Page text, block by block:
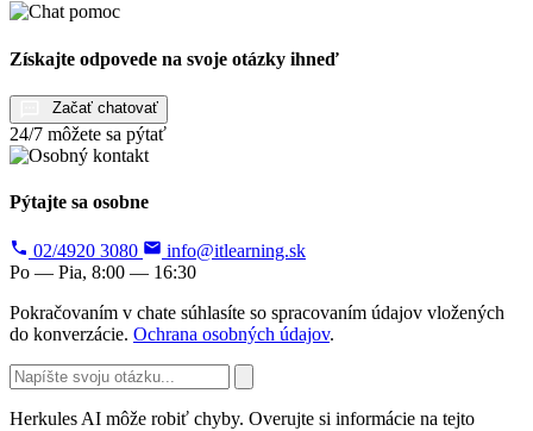
Získajte odpovede na svoje otázky ihneď
Začať chatovať
24/7 môžete sa pýtať
Pýtajte sa osobne
02/4920 3080
info@itlearning.sk
Po — Pia, 8:00 — 16:30
Pokračovaním v chate súhlasíte so spracovaním údajov vložených
do konverzácie. Ochrana osobných údajov.
Herkules AI môže robiť chyby. Overujte si informácie na tejto